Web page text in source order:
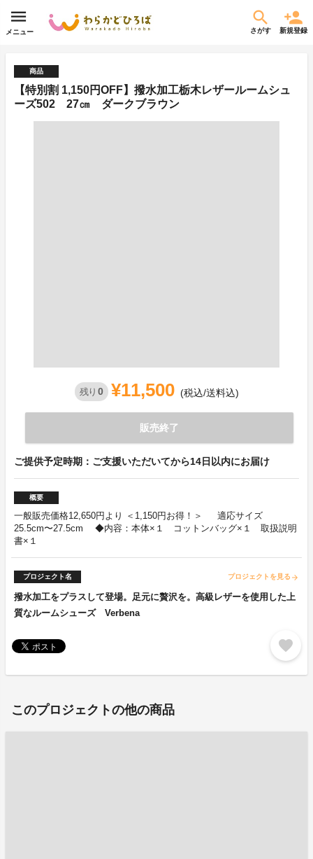
メニュー さがす 新規登録
商品
【特別割 1,150円OFF】撥水加工栃木レザールームシュ
ーズ502 27㎝ ダークブラウン
残り 0 ¥11,500 (税込/送料込)
販売終了
ご提供予定時期：ご支援いただいてから14日以内にお届け
概要
一般販売価格12,650円より ＜1,150円お得！＞ 適応サイズ
25.5cm〜27.5cm ◆内容：本体×１ コットンバッグ×１ 取扱説明
書×１
プロジェクト名 プロジェクトを見る arrow_forward
撥水加工をプラスして登場。足元に贅沢を。高級レザーを使用した上
質なルームシューズ Verbena
favorite
このプロジェクトの他の商品